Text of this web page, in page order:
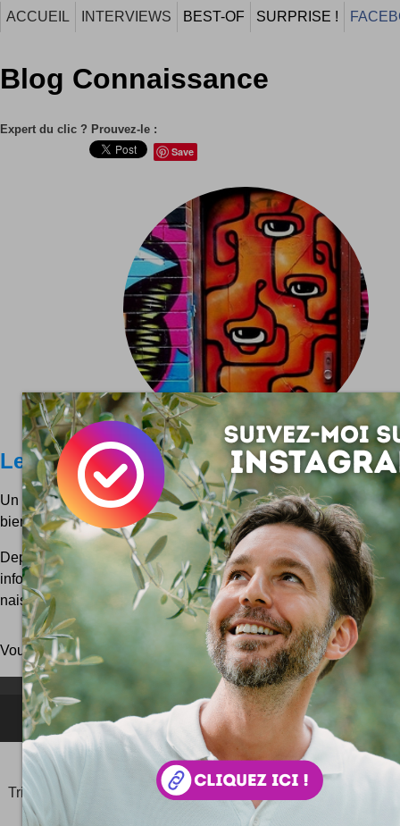
ACCUEIL INTERVIEWS BEST-OF SURPRISE !
Blog Connaissance
Expert du clic ? Prouvez-le :
Save
Le Saviez-Vous ?
Un blog sur le principe désormais culte des magazines : une
bien expliquée sur un sujet peu connu ...
Depuis avril 2009, Julien assure donc tous les jours ou
info sur Le Saviez-Vous ? Quelques exemples de sujets
naissance de Harry Potter L'origine de Colin-ma...
Vous pouvez aussi parcourir le blogau hasard!
NEWSLETTER FOR EVER !
©2006- JeudiPhoto.net leblog lifestyle deSimon
Tripnaux Content Manager, créateur du hashtag
#JeudiPhoto
#CotedAzurFrance